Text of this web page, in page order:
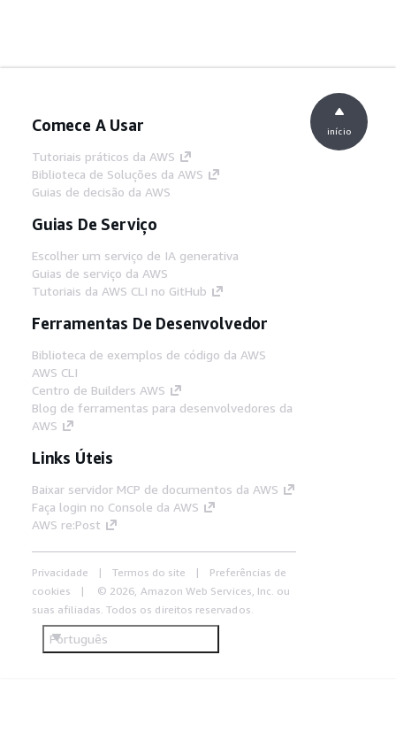
Comece A Usar
Tutoriais práticos da AWS
Biblioteca de Soluções da AWS
Guias de decisão da AWS
Guias De Serviço
Escolher um serviço de IA generativa
Guias de serviço da AWS
Tutoriais da AWS CLI no GitHub
Ferramentas De Desenvolvedor
Biblioteca de exemplos de código da AWS
AWS CLI
Centro de Builders AWS
Blog de ferramentas para desenvolvedores da
AWS
Links Úteis
Baixar servidor MCP de documentos da AWS
Faça login no Console da AWS
AWS re:Post
Privacidade Termos do site
Preferências de
cookies
© 2026, Amazon Web Services, Inc. ou
suas afiliadas. Todos os direitos reservados.
Português
início